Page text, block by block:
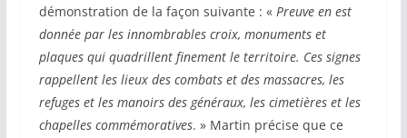
démonstration de la façon suivante : « Preuve en est
donnée par les innombrables croix, monuments et
plaques qui quadrillent finement le territoire. Ces signes
rappellent les lieux des combats et des massacres, les
refuges et les manoirs des généraux, les cimetières et les
chapelles commémoratives. » Martin précise que ce